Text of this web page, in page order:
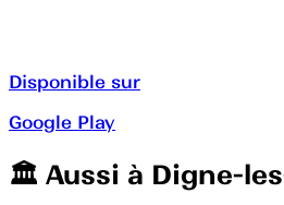
Disponible sur
Google Play
🏛️️ Aussi à Digne-